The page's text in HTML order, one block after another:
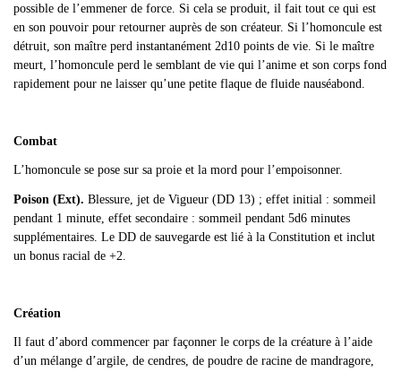
possible de l’emmener de force. Si cela se produit, il fait tout ce qui est
en son pouvoir pour retourner auprès de son créateur. Si l’homoncule est
détruit, son maître perd instantanément 2d10 points de vie. Si le maître
meurt, l’homoncule perd le semblant de vie qui l’anime et son corps fond
rapidement pour ne laisser qu’une petite flaque de fluide nauséabond.
Combat
L’homoncule se pose sur sa proie et la mord pour l’empoisonner.
Poison (Ext). Blessure, jet de Vigueur (DD 13) ; effet initial : sommeil
pendant 1 minute, effet secondaire : sommeil pendant 5d6 minutes
supplémentaires. Le DD de sauvegarde est lié à la Constitution et inclut
un bonus racial de +2.
Création
Il faut d’abord commencer par façonner le corps de la créature à l’aide
d’un mélange d’argile, de cendres, de poudre de racine de mandragore,